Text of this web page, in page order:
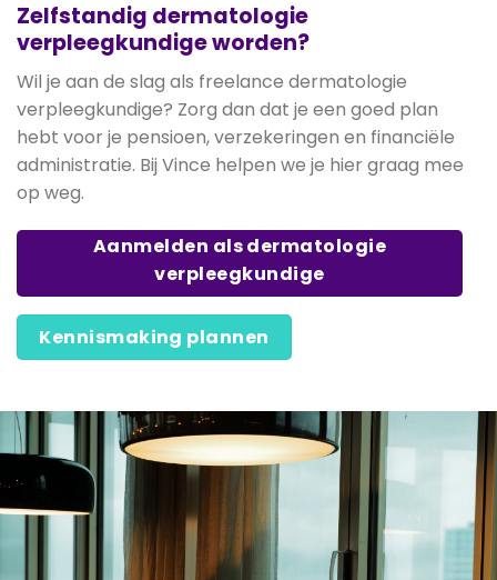
Zelfstandig dermatologie
verpleegkundige worden?
Wil je aan de slag als freelance dermatologie
verpleegkundige? Zorg dan dat je een goed plan
hebt voor je pensioen, verzekeringen en financiële
administratie. Bij Vince helpen we je hier graag mee
op weg.
Aanmelden als dermatologie
verpleegkundige
Kennismaking plannen